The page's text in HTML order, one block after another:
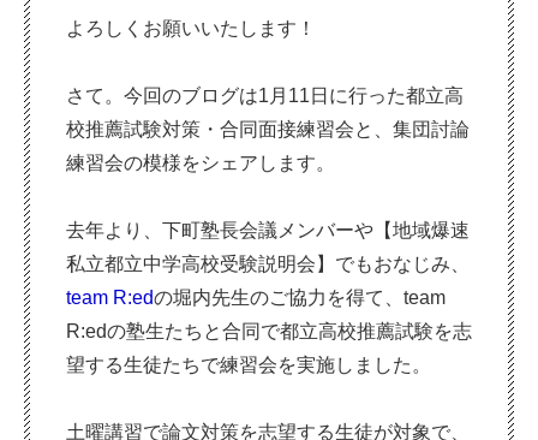
よろしくお願いいたします！
さて。今回のブログは1月11日に行った都立高
校推薦試験対策・合同面接練習会と、集団討論
練習会の模様をシェアします。
去年より、下町塾長会議メンバーや【地域爆速
私立都立中学高校受験説明会】でもおなじみ、
team R:edの堀内先生のご協力を得て、team
R:edの塾生たちと合同で都立高校推薦試験を志
望する生徒たちで練習会を実施しました。
土曜講習で論文対策を志望する生徒が対象で、